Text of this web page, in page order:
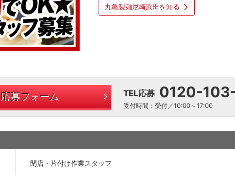
丸亀製麺尼崎浜田を知る
応募フォーム TEL応募 0120-
受付時間：受付／10:00～17:00
閉店・片付け作業スタッフ